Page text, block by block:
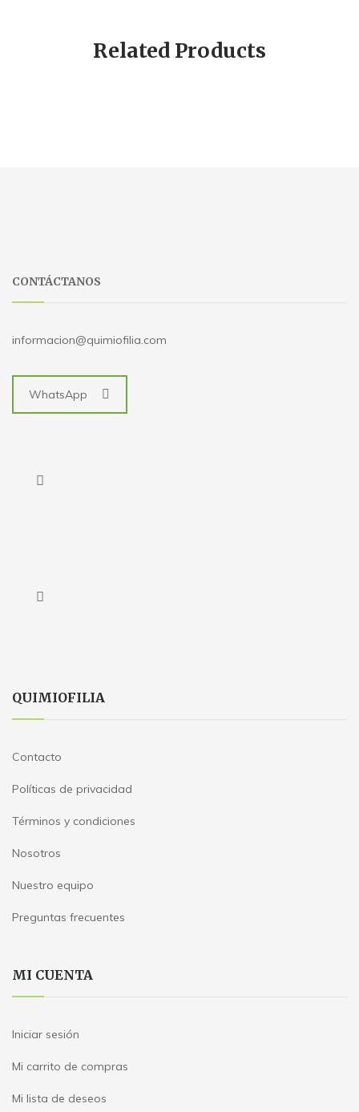
Related Products
CONTÁCTANOS
informacion@quimiofilia.com
WhatsApp
QUIMIOFILIA
Contacto
Políticas de privacidad
Términos y condiciones
Nosotros
Nuestro equipo
Preguntas frecuentes
MI CUENTA
Iniciar sesión
Mi carrito de compras
Mi lista de deseos